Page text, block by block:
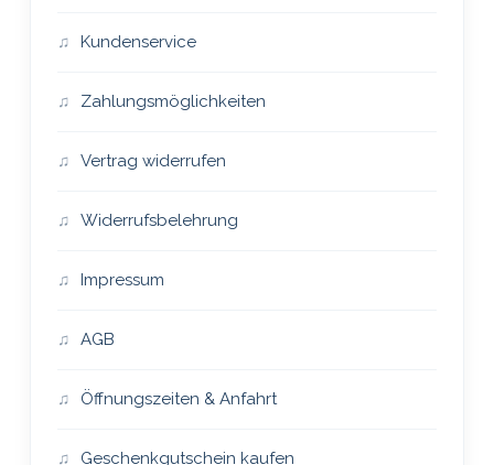
Kundenservice
Zahlungsmöglichkeiten
Vertrag widerrufen
Widerrufsbelehrung
Impressum
AGB
Öffnungszeiten & Anfahrt
Geschenkgutschein kaufen